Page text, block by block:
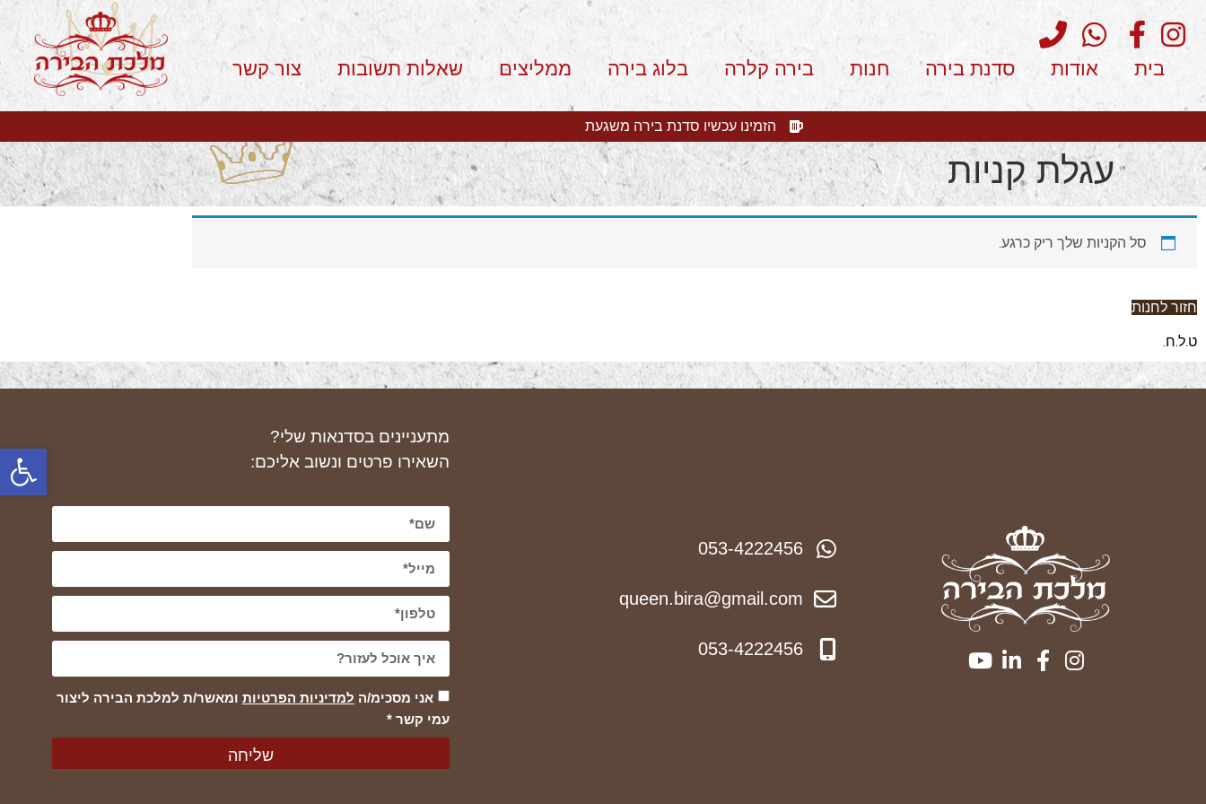
בית אודות סדנת בירה חנות בירה קלרה בלוג בירה ממליצים שאלות תשובות צור קשר
הזמינו עכשיו סדנת בירה משגעת
עגלת קניות
סל הקניות שלך ריק כרגע.
חזור לחנות
ט.ל.ח.
053-4222456
queen.bira@gmail.com
053-4222456
מתעניינים בסדנאות שלי?
השאירו פרטים ונשוב אליכם:
אני מסכימ/ה למדיניות הפרטיות ומאשר/ת למלכת הבירה ליצור
עמי קשר *
שליחה